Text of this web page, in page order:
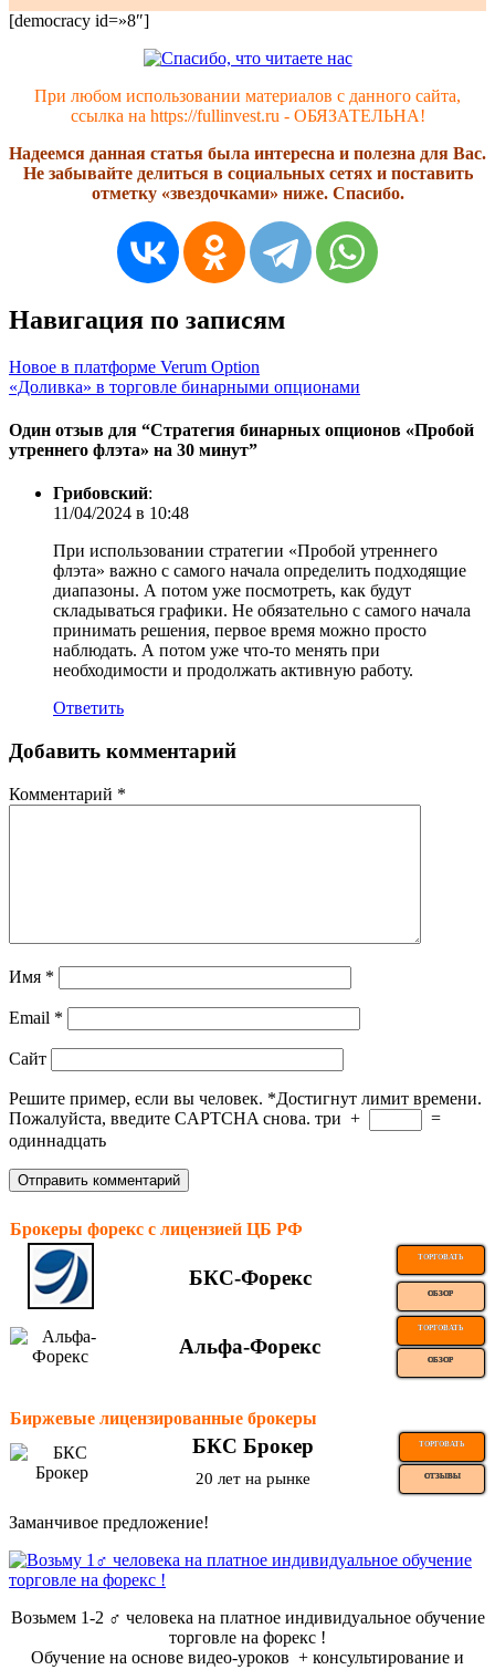
[democracy id=»8″]
При любом использовании материалов с данного сайта,
ссылка на https://fullinvest.ru - ОБЯЗАТЕЛЬНА!
Надеемся данная статья была интересна и полезна для Вас.
Не забывайте делиться в социальных сетях и поставить
отметку «звездочками» ниже. Спасибо.
Навигация по записям
Новое в платформе Verum Option
«Доливка» в торговле бинарными опционами
Один отзыв для “Стратегия бинарных опционов «Пробой
утреннего флэта» на 30 минут”
Грибовский:
11/04/2024 в 10:48
При использовании стратегии «Пробой утреннего
флэта» важно с самого начала определить подходящие
диапазоны. А потом уже посмотреть, как будут
складываться графики. Не обязательно с самого начала
принимать решения, первое время можно просто
наблюдать. А потом уже что-то менять при
необходимости и продолжать активную работу.
Ответить
Добавить комментарий
Комментарий *
Имя *
Email *
Сайт
Решите пример, если вы человек. *Достигнут лимит времени.
Пожалуйста, введите CAPTCHA снова. три +
=
одиннадцать
Брокеры форекс с лицензией ЦБ РФ
БКС-Форекс
ТОРГОВАТЬ
ОБЗОР
Альфа-Форекс
ТОРГОВАТЬ
ОБЗОР
Биржевые лицензированные брокеры
БКС Брокер ТОРГОВАТЬ
20 лет на рынке ОТЗЫВЫ
Заманчивое предложение!
Возьмем 1-2 ‍♂️ человека на платное индивидуальное обучение
торговле на форекс !
Обучение на основе видео-уроков ️ + консультирование и